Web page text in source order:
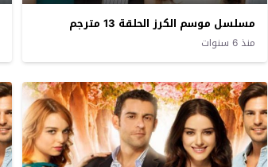
مسلسل موسم الكرز الحلقة 13 مترجم
منذ 6 سنوات